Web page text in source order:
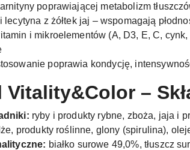
poprawiającej metabolizm
lecytyna z żółtek jaj – wspomagają
i mikroelementów (A, D3, E, C,
poprawia kondycję,
Vitality&Color –
ryby i produkty rybne, zboża, jaja i
produkty roślinne, glony (spirulina),
białko surowe 49,0%, tłuszcz